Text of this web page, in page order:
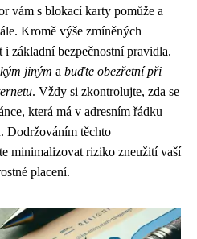
vám s blokací karty pomůže a
Kromě výše zmíněných
základní bezpečnostní pravidla.
jiným a buďte obezřetní při
. Vždy si zkontrolujte, zda se
která má v adresním řádku
Dodržováním těchto
minimalizovat riziko zneužití vaší
placení.